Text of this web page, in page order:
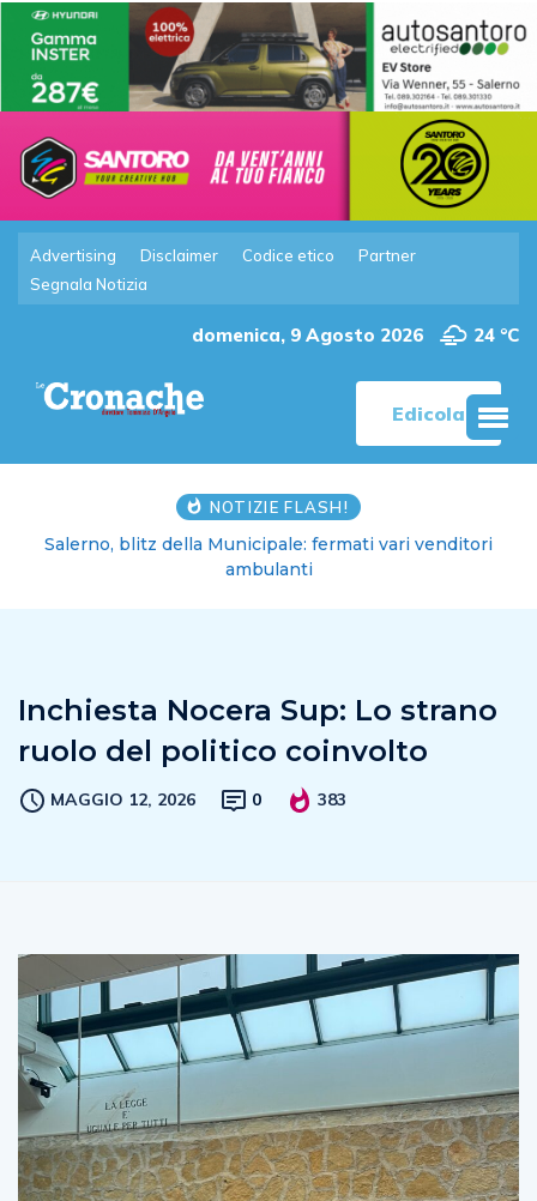
Advertising Disclaimer Codice etico
Partner
Segnala Notizia
domenica, 9 Agosto 2026 24 °C
Edicola
NOTIZIE FLASH!
Salerno, blitz della Municipale: fermati vari venditori
ambulanti
Inchiesta Nocera Sup: Lo strano
ruolo del politico coinvolto
MAGGIO 12, 2026 0 383